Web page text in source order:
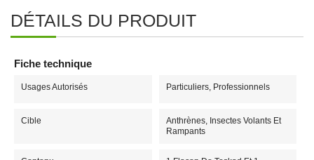
DÉTAILS DU PRODUIT
Fiche technique
Usages Autorisés Particuliers, Professionnels
Cible
Anthrènes, Insectes Volants Et
Rampants